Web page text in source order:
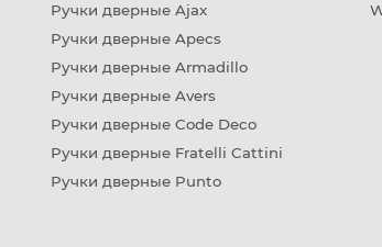
Ручки дверные Ajax
Ручки дверные Apecs
Ручки дверные Armadillo
Ручки дверные Avers
Ручки дверные Code Deco
Ручки дверные Fratelli Cattini
Ручки дверные Punto